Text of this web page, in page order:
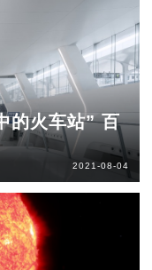
的火车站” 百
2021-08-04